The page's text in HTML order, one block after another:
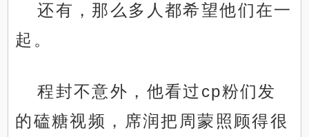
还有，那么多人都希望他们在一
起。
程封不意外，他看过cp粉们发
的磕糖视频，席润把周蒙照顾得很